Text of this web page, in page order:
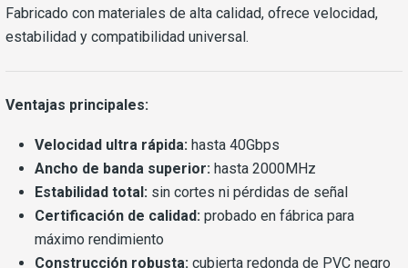
Fabricado con materiales de alta calidad, ofrece velocidad,
estabilidad y compatibilidad universal.
Ventajas principales:
Velocidad ultra rápida: hasta 40Gbps
Ancho de banda superior: hasta 2000MHz
Estabilidad total: sin cortes ni pérdidas de señal
Certificación de calidad: probado en fábrica para
máximo rendimiento
Construcción robusta: cubierta redonda de PVC negro